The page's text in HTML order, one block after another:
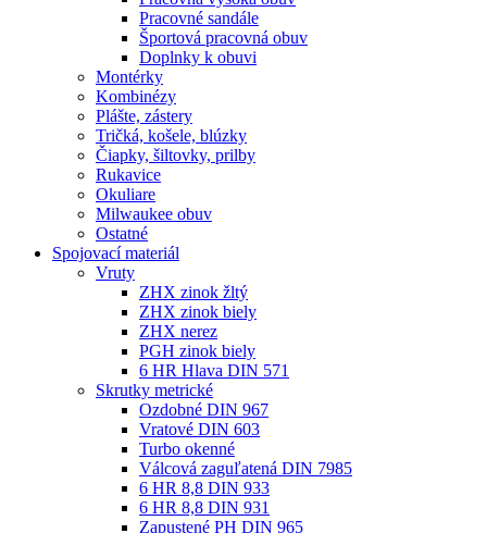
Pracovné sandále
Športová pracovná obuv
Doplnky k obuvi
Montérky
Kombinézy
Plášte, zástery
Tričká, košele, blúzky
Čiapky, šiltovky, prilby
Rukavice
Okuliare
Milwaukee obuv
Ostatné
Spojovacímateriál
Vruty
ZHX zinok žltý
ZHX zinok biely
ZHX nerez
PGH zinok biely
6 HR Hlava DIN 571
Skrutky metrické
Ozdobné DIN 967
Vratové DIN 603
Turbo okenné
Válcová zaguľatená DIN 7985
6 HR 8,8 DIN 933
6 HR 8,8 DIN 931
Zapustené PH DIN 965